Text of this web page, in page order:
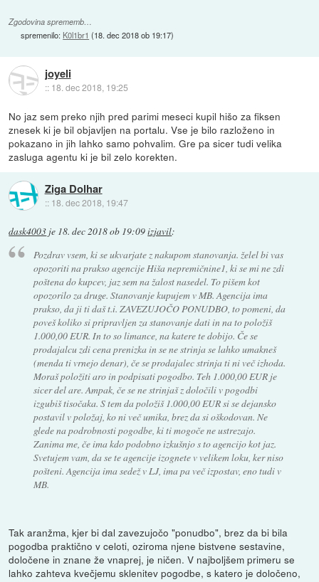
Zgodovina sprememb…
spremenilo: K0l1br1 (18. dec 2018 ob 19:17)
joyeli
:: 18. dec 2018, 19:25
No jaz sem preko njih pred parimi meseci kupil hišo za fiksen
znesek ki je bil objavljen na portalu. Vse je bilo razloženo in
pokazano in jih lahko samo pohvalim. Gre pa sicer tudi velika
zasluga agentu ki je bil zelo korekten.
Ziga Dolhar
:: 18. dec 2018, 19:47
dask4003 je 18. dec 2018 ob 19:09izjavil:
Pozdrav vsem, ki se ukvarjate z nakupom stanovanja. želel bi vas
opozoriti na prakso agencije Hiša nepremičnine1, ki se mi ne zdi
poštena do kupcev, jaz sem na žalost nasedel. To pišem kot
opozorilo za druge. Stanovanje kupujem v MB. Agencija ima
prakso, da ji ti daš t.i. ZAVEZUJOČO PONUDBO, to pomeni, da
poveš koliko si pripravljen za stanovanje dati in na to položiš
1.000,00 EUR. In to so limance, na katere te dobijo. Če se
prodajalcu zdi cena prenizka in se ne strinja se lahko umakneš
(menda ti vrnejo denar), če se prodajalec strinja ti ni več izhoda.
Moraš položiti aro in podpisati pogodbo. Teh 1.000,00 EUR je
sicer del are. Ampak, če se ne strinjaš z določili v pogodbi
izgubiš tisočaka. S tem da položiš 1.000,00 EUR si se dejansko
postavil v položaj, ko ni več umika, brez da si oškodovan. Ne
glede na podrobnosti pogodbe, ki ti mogoče ne ustrezajo.
Zanima me, če ima kdo podobno izkušnjo s to agencijo kot jaz.
Svetujem vam, da se te agencije izognete v velikem loku, ker niso
pošteni. Agencija ima sedež v LJ, ima pa več izpostav, eno tudi v
MB.
Tak aranžma, kjer bi dal zavezujočo "ponudbo", brez da bi bila
pogodba praktično v celoti, oziroma njene bistvene sestavine,
določene in znane že vnaprej, je ničen. V najboljšem primeru se
lahko zahteva kvečjemu sklenitev pogodbe, s katero je določeno,